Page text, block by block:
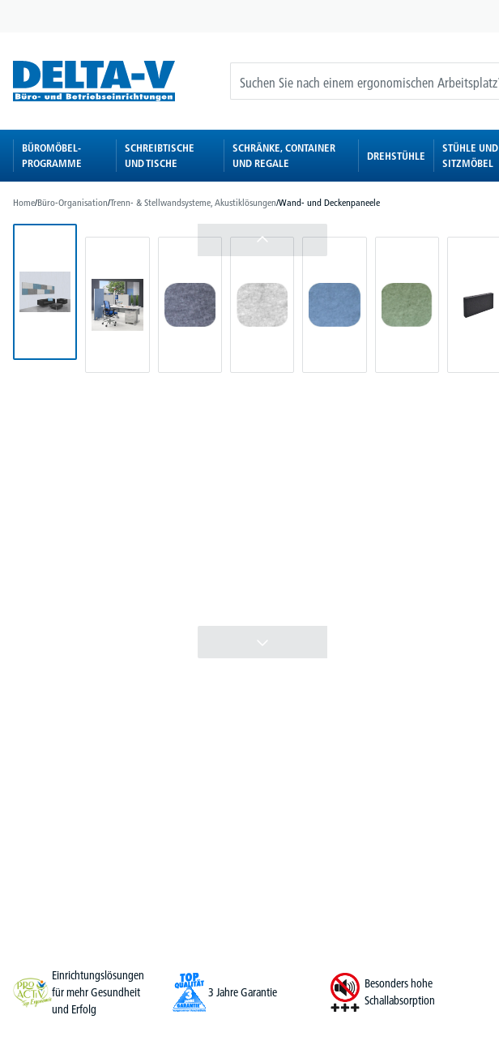
BÜROMÖBEL-
PROGRAMME
SCHREIBTISCHE
UND TISCHE
SCHRÄNKE, CONTAINER
UND REGALE
DREHSTÜHLE
STÜHLE UND
SITZMÖBEL
Home/Büro-Organisation/Trenn- & Stellwandsysteme, Akustiklösungen/Wand- und Deckenpaneele
Einrichtungslösungen
für mehr Gesundheit
und Erfolg
3 Jahre Garantie
Besonders hohe
Schallabsorption